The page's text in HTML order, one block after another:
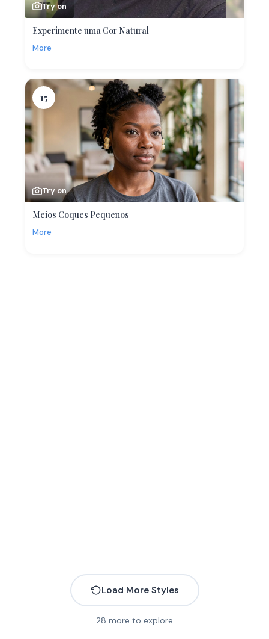
Try on
Experimente uma Cor Natural
More
15
Try on
Meios Coques Pequenos
More
Load More Styles
28 more to explore